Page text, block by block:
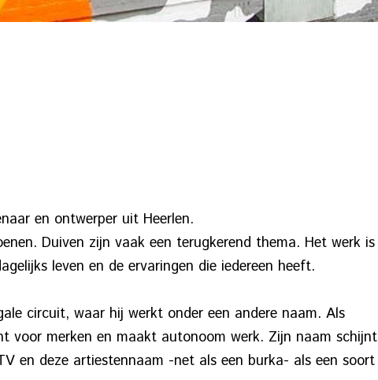
en ontwerper uit Heerlen.
Duiven zijn vaak een terugkerend thema. Het werk is
leven en de ervaringen die iedereen heeft.
circuit, waar hij werkt onder een andere naam. Als
voor merken en maakt autonoom werk. Zijn naam schijnt
en deze artiestennaam -net als een burka- als een soort